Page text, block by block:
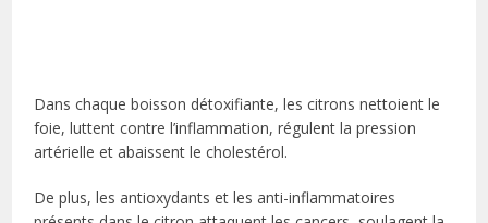
Dans chaque boisson détoxifiante, les citrons nettoient le
foie, luttent contre l’inflammation, régulent la pression
artérielle et abaissent le cholestérol.
De plus, les antioxydants et les anti-inflammatoires